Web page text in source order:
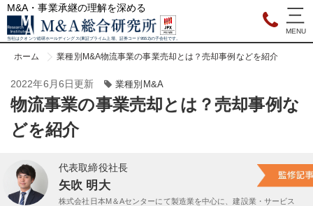
M&A・事業承継の理解を深める
当社はクオンツ総研ホールディングス(東証プライム上場、証券コード9552)の子会社です。
ホーム 業種別M&A物流事業の事業売却とは？売却事例などを紹介
2022年6月6日更新 業種別M&A
物流事業の事業売却とは？売却事例な
どを紹介
代表取締役社長
矢吹 明大
株式会社日本M＆Aセンターにて製造業を中心に、建設業・サービス